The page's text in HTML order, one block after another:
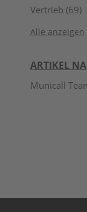
Vertrieb (69)
Alle anzeigen
ARTIKEL
Municall